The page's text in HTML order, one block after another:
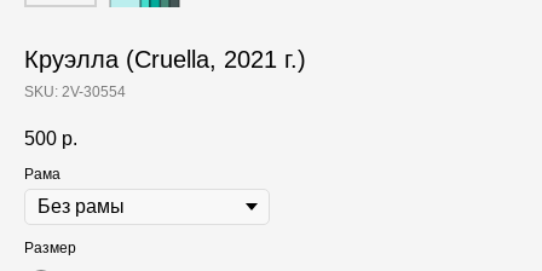
Круэлла (Cruella, 2021 г.)
SKU: 2V-30554
500 р.
Рама
Размер